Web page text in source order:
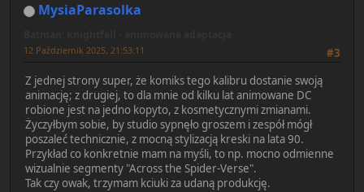
MysiaParasolka
#3
12 Październik 2025, 21:53:11
Z jednej strony super, że komiks tego kalibru dostanie swoją
animację; z drugiej, to dla mnie od kilku lat animowane DC
robione jest na jedno kopyto, z kosmetycznymi zmianami.
Życzyłbym sobie, by studio sypnęło groszem i zespół mógł
poszaleć technicznie, z mocną stylizacją kreski na lata 90.
Przykład co konkretnie mam na myśli, to np. mocno odmienne
wizualnie segmenty "Across the Spider-Verse".
Tak czy owak, trzymam kciuki za udaną produkcję.